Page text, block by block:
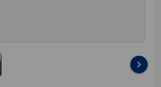
keyboard_arrow_right